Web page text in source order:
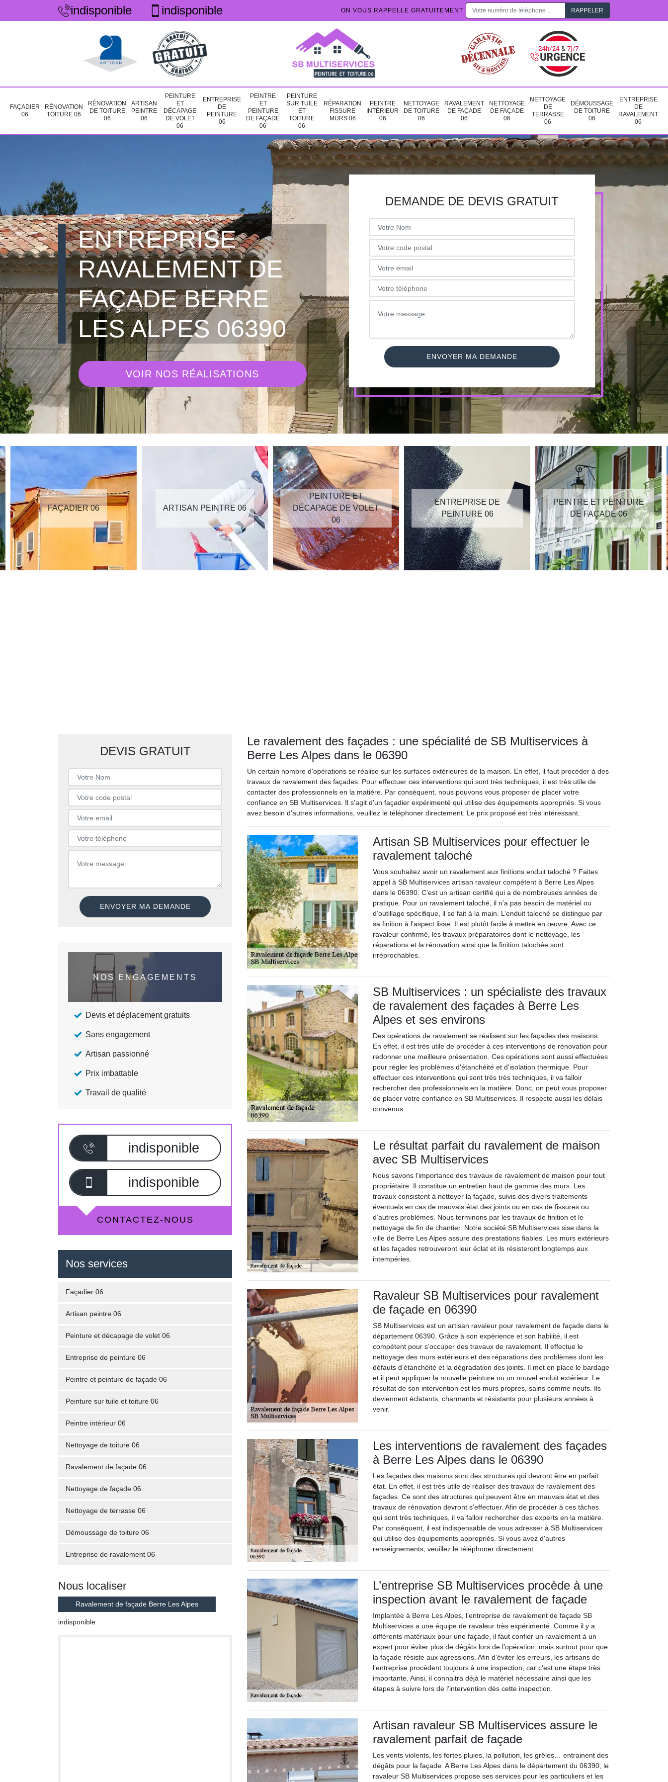
indisponible indisponible ON VOUS RAPPELLE GRATUITEMENT
FAÇADIER
06
RÉNOVATION
TOITURE 06
RÉNOVATION
DE TOITURE
06
ARTISAN
PEINTRE
06
PEINTURE
ET
DÉCAPAGE
DE VOLET
06
ENTREPRISE
DE
PEINTURE
06
PEINTRE
ET
PEINTURE
DE FAÇADE
06
PEINTURE
SUR TUILE
ET
TOITURE
06
RÉPARATION
FISSURE
MURS 06
PEINTRE
INTÉRIEUR
06
NETTOYAGE
DE TOITURE
06
RAVALEMENT
DE FAÇADE
06
NETTOYAGE
DE FAÇADE
06
NETTOYAGE
DE
TERRASSE
06
DÉMOUSSAGE
DE TOITURE
06
ENTREPRISE
DE
RAVALEMENT
06
ENTREPRISE
RAVALEMENT DE
FAÇADE BERRE
LES ALPES 06390
VOIR NOS RÉALISATIONS
DEMANDE DE DEVIS GRATUIT
FAÇADIER 06 ARTISAN PEINTRE 06
PEINTURE ET
DÉCAPAGE DE VOLET
06
ENTREPRISE DE
PEINTURE 06
PEINTRE ET PEINTURE
DE FAÇADE 06
DEVIS GRATUIT
NOS ENGAGEMENTS
Devis et déplacement gratuits
Sans engagement
Artisan passionné
Prix imbattable
Travail de qualité
indisponible
indisponible
CONTACTEZ-NOUS
Nos services
Façadier 06
Artisan peintre 06
Peinture et décapage de volet 06
Entreprise de peinture 06
Peintre et peinture de façade 06
Peinture sur tuile et toiture 06
Peintre intérieur 06
Nettoyage de toiture 06
Ravalement de façade 06
Nettoyage de façade 06
Nettoyage de terrasse 06
Démoussage de toiture 06
Entreprise de ravalement 06
Nous localiser
Ravalement de façade Berre Les Alpes
indisponible
Le ravalement des façades : une spécialité de SB Multiservices à
Berre Les Alpes dans le 06390
Un certain nombre d'opérations se réalise sur les surfaces extérieures de la maison. En effet, il faut procéder à des
travaux de ravalement des façades. Pour effectuer ces interventions qui sont très techniques, il est très utile de
contacter des professionnels en la matière. Par conséquent, nous pouvons vous proposer de placer votre
confiance en SB Multiservices. Il s'agit d'un façadier expérimenté qui utilise des équipements appropriés. Si vous
avez besoin d'autres informations, veuillez le téléphoner directement. Le prix proposé est très intéressant.
Artisan SB Multiservices pour effectuer le
ravalement taloché
Vous souhaitez avoir un ravalement aux finitions enduit taloché ? Faites
appel à SB Multiservices artisan ravaleur compétent à Berre Les Alpes
dans le 06390. C’est un artisan certifié qui a de nombreuses années de
pratique. Pour un ravalement taloché, il n’a pas besoin de matériel ou
d’outillage spécifique, il se fait à la main. L’enduit taloché se distingue par
sa finition à l’aspect lisse. Il est plutôt facile à mettre en œuvre. Avec ce
ravaleur confirmé, les travaux préparatoires dont le nettoyage, les
réparations et la rénovation ainsi que la finition talochée sont
irréprochables.
SB Multiservices : un spécialiste des travaux
de ravalement des façades à Berre Les
Alpes et ses environs
Des opérations de ravalement se réalisent sur les façades des maisons.
En effet, il est très utile de procéder à ces interventions de rénovation pour
redonner une meilleure présentation. Ces opérations sont aussi effectuées
pour régler les problèmes d'étanchéité et d'isolation thermique. Pour
effectuer ces interventions qui sont très très techniques, il va falloir
rechercher des professionnels en la matière. Donc, on peut vous proposer
de placer votre confiance en SB Multiservices. Il respecte aussi les délais
convenus.
Le résultat parfait du ravalement de maison
avec SB Multiservices
Nous savons l’importance des travaux de ravalement de maison pour tout
propriétaire. Il constitue un entretien haut de gamme des murs. Les
travaux consistent à nettoyer la façade, suivis des divers traitements
éventuels en cas de mauvais état des joints ou en cas de fissures ou
d’autres problèmes. Nous terminons par les travaux de finition et le
nettoyage de fin de chantier. Notre société SB Multiservices sise dans la
ville de Berre Les Alpes assure des prestations fiables. Les murs extérieurs
et les façades retrouveront leur éclat et ils résisteront longtemps aux
intempéries.
Ravaleur SB Multiservices pour ravalement
de façade en 06390
SB Multiservices est un artisan ravaleur pour ravalement de façade dans le
département 06390. Grâce à son expérience et son habilité, il est
compétent pour s’occuper des travaux de ravalement. Il effectue le
nettoyage des murs extérieurs et des réparations des problèmes dont les
défauts d’étanchéité et la dégradation des joints. Il met en place le bardage
et il peut appliquer la nouvelle peinture ou un nouvel enduit extérieur. Le
résultat de son intervention est les murs propres, sains comme neufs. Ils
deviennent éclatants, charmants et résistants pour plusieurs années à
venir.
Les interventions de ravalement des façades
à Berre Les Alpes dans le 06390
Les façades des maisons sont des structures qui devront être en parfait
état. En effet, il est très utile de réaliser des travaux de ravalement des
façades. Ce sont des structures qui peuvent être en mauvais état et des
travaux de rénovation devront s'effectuer. Afin de procéder à ces tâches
qui sont très techniques, il va falloir rechercher des experts en la matière.
Par conséquent, il est indispensable de vous adresser à SB Multiservices
qui utilise des équipements appropriés. Si vous avez d'autres
renseignements, veuillez le téléphoner directement.
L’entreprise SB Multiservices procède à une
inspection avant le ravalement de façade
Implantée à Berre Les Alpes, l’entreprise de ravalement de façade SB
Multiservices a une équipe de ravaleur très expérimenté. Comme il y a
différents matériaux pour une façade, il faut confier un ravalement à un
expert pour éviter plus de dégâts lors de l’opération, mais surtout pour que
la façade résiste aux agressions. Afin d’éviter les erreurs, les artisans de
l’entreprise procèdent toujours à une inspection, car c’est une étape très
importante. Ainsi, il connaitra déjà le matériel nécessaire ainsi que les
étapes à suivre lors de l’intervention dès cette inspection.
Artisan ravaleur SB Multiservices assure le
ravalement parfait de façade
Les vents violents, les fortes pluies, la pollution, les grêles… entrainent des
dégâts pour la façade. A Berre Les Alpes dans le département du 06390, le
ravaleur SB Multiservices propose ses services pour les particuliers et les